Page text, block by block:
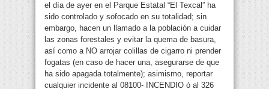
el día de ayer en el Parque Estatal “El Texcal” ha
sido controlado y sofocado en su totalidad; sin
embargo, hacen un llamado a la población a cuidar
las zonas forestales y evitar la quema de basura,
así como a NO arrojar colillas de cigarro ni prender
fogatas (en caso de hacer una, asegurarse de que
ha sido apagada totalmente); asimismo, reportar
cualquier incidente al 08100- INCENDIO ó al 326